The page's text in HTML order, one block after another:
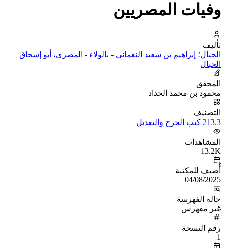
وفيات المصريين
تأليف
الحبال؛ إبراهيم بن سعيد النعماني - بالولاء - المصري، أبو إسحاق
الحبال
المحقق
محمود بن محمد الحداد
التصنيف
213.3 كتب الجرح والتعديل
المشاهدات
13.2K
أُضيف للمكتبة
04/08/2025
حالة الفهرسة
غير مفهرس
رقم النسخة
1